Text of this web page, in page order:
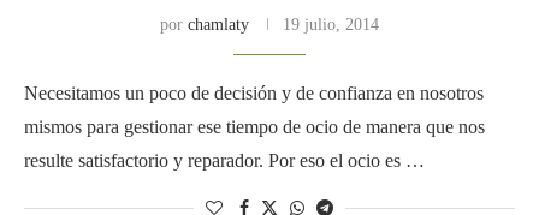
por chamlaty 19 julio, 2014
Necesitamos un poco de decisión y de confianza en nosotros
mismos para gestionar ese tiempo de ocio de manera que nos
resulte satisfactorio y reparador. Por eso el ocio es …